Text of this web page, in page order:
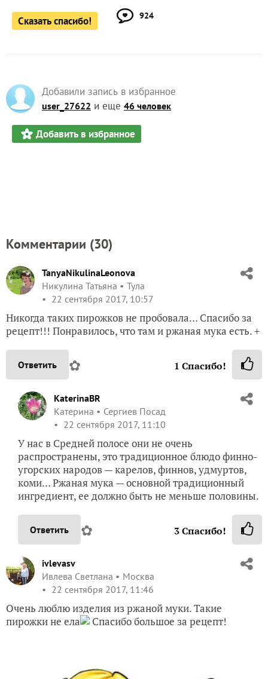
Сказать спасибо! 924
Добавили запись в избранное
user_27622 и еще 46 человек
Добавить в избранное
Комментарии (30)
TanyaNikulinaLeonova
Никулина Татьяна
Тула
22 сентября 2017, 10:57
Никогда таких пирожков не пробовала… Спасибо за
рецепт!!! Понравилось, что там и ржаная мука есть. +
Ответить ✿ 1 Спасибо!
KaterinaBR
Катерина
Сергиев Посад
22 сентября 2017, 11:10
У нас в Средней полосе они не очень
распространены, это традиционное блюдо финно-
угорских народов — карелов, финнов, удмуртов,
коми… Ржаная мука — основной традиционный
ингредиент, ее должно быть не меньше половины.
Ответить ✿ 3Спасибо!
ivlevasv
Ивлева Светлана
Москва
22 сентября 2017, 11:46
Очень люблю изделия из ржаной муки. Такие
пирожки не ела
Спасибо большое за рецепт!